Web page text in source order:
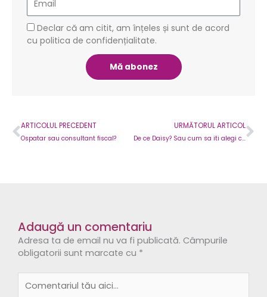
GDPRDeclar că am citit, am înțeles și sunt de acord
cu politica de confidențialitate.
Mă abonez
Prev
ARTICOLUL PRECEDENT
Ospatar sau consultant fiscal?
URMĂTORUL ARTICOL
De ce Daisy? Sau cum sa iti alegi casa de marcat?
Adaugă un comentariu
Adresa ta de email nu va fi publicată. Câmpurile
obligatorii sunt marcate cu *
tău